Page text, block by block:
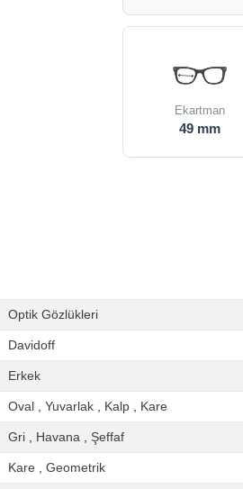
Ekartman
49 mm
Optik Gözlükleri
Davidoff
Erkek
Oval Yuvarlak Kalp Kare
Gri Havana Şeffaf
Kare Geometrik